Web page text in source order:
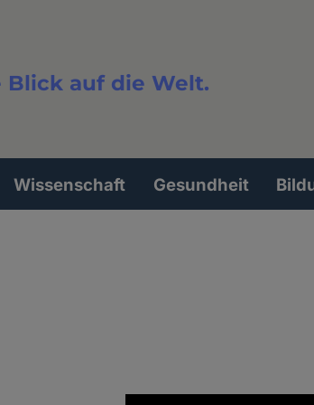
Blick auf die Welt.
Wissenschaft Gesundheit